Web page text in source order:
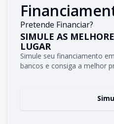
Pretende Financiar?
SIMULE AS
LUGAR
Simule seu financiamento
bancos e consiga a melhor